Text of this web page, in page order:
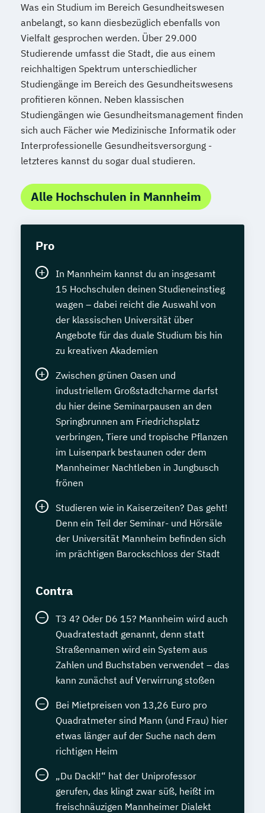
Was ein Studium im Bereich Gesundheitswesen
anbelangt, so kann diesbezüglich ebenfalls von
Vielfalt gesprochen werden. Über 29.000
Studierende umfasst die Stadt, die aus einem
reichhaltigen Spektrum unterschiedlicher
Studiengänge im Bereich des Gesundheitswesens
profitieren können. Neben klassischen
Studiengängen wie Gesundheitsmanagement finden
sich auch Fächer wie Medizinische Informatik oder
Interprofessionelle Gesundheitsversorgung -
letzteres kannst du sogar dual studieren.
Alle Hochschulen in Mannheim
Pro
In Mannheim kannst du an insgesamt
15 Hochschulen deinen Studieneinstieg
wagen – dabei reicht die Auswahl von
der klassischen Universität über
Angebote für das duale Studium bis hin
zu kreativen Akademien
Zwischen grünen Oasen und
industriellem Großstadtcharme darfst
du hier deine Seminarpausen an den
Springbrunnen am Friedrichsplatz
verbringen, Tiere und tropische Pflanzen
im Luisenpark bestaunen oder dem
Mannheimer Nachtleben in Jungbusch
frönen
Studieren wie in Kaiserzeiten? Das geht!
Denn ein Teil der Seminar- und Hörsäle
der Universität Mannheim befinden sich
im prächtigen Barockschloss der Stadt
Contra
T3 4? Oder D6 15? Mannheim wird auch
Quadratestadt genannt, denn statt
Straßennamen wird ein System aus
Zahlen und Buchstaben verwendet – das
kann zunächst auf Verwirrung stoßen
Bei Mietpreisen von 13,26 Euro pro
Quadratmeter sind Mann (und Frau) hier
etwas länger auf der Suche nach dem
richtigen Heim
„Du Dackl!“ hat der Uniprofessor
gerufen, das klingt zwar süß, heißt im
freischnäuzigen Mannheimer Dialekt